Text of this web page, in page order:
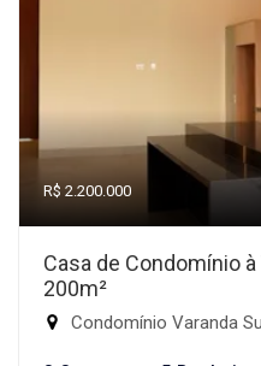
R$ 2.200.000
Casa de Condomínio
200m²
Condomínio Varanda